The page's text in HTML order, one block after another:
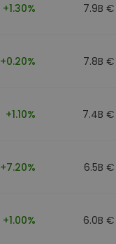
+1.30% 7.9B €
+0.20% 7.8B €
+1.10% 7.4B €
+7.20% 6.5B €
+1.00% 6.0B €